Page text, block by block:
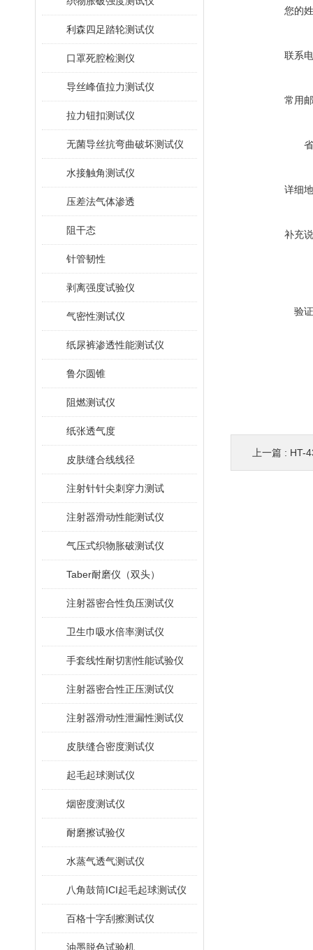
利森四足踏轮测试仪
口罩死腔检测仪
导丝峰值拉力测试仪
拉力钮扣测试仪
无菌导丝抗弯曲破坏测试仪
水接触角测试仪
压差法气体渗透
阻干态
针管韧性
剥离强度试验仪
气密性测试仪
纸尿裤渗透性能测试仪
鲁尔圆锥
阻燃测试仪
纸张透气度
皮肤缝合线线径
注射针针尖刺穿力测试
注射器滑动性能测试仪
气压式织物胀破测试仪
Taber耐磨仪（双头）
注射器密合性负压测试仪
卫生巾吸水倍率测试仪
手套线性耐切割性能试验仪
注射器密合性正压测试仪
注射器滑动性泄漏性测试仪
皮肤缝合密度测试仪
起毛起球测试仪
烟密度测试仪
耐磨擦试验仪
水蒸气透气测试仪
八角鼓筒ICI起毛起球测试仪
百格十字刮擦测试仪
油墨脱色试验机
您的
联系
常用
详细
补充
验
上一篇 : HT-